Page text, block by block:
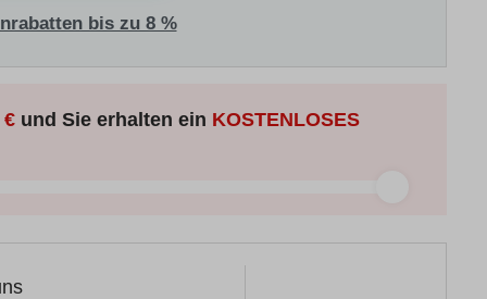
bis zu 8 %
€ und Sie erhalten ein KOSTENLOSES